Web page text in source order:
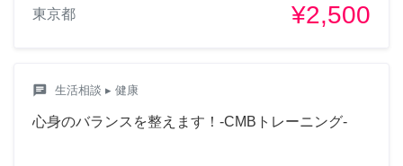
東京都 ¥2,500
chat 生活相談 ▸ 健康
心身のバランスを整えます！-CMBトレーニング-